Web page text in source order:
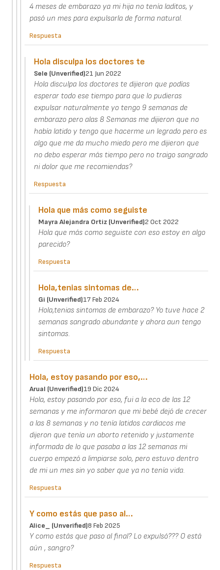
4 meses de embarazo ya mi hija no tenía laditos, y
pasó un mes para expulsarla de forma natural.
Respuesta
Hola disculpa los doctores te
Sele (unverified)21 Jun 2022
Hola disculpa los doctores te dijieron que podías
esperar todo ese tiempo para que lo pudieras
expulsar naturalmente yo tengo 9 semanas de
embarazo pero alas 8 Semanas me dijieron que no
había latido y tengo que hacerme un legrado pero es
algo que me da mucho miedo pero me dijieron que
no debo esperar más tiempo pero no traigo sangrado
ni dolor que me recomiendas?
Respuesta
Hola que más como seguiste
Mayra Alejandra Ortiz (unverified)2 Oct 2022
Hola que más como seguiste con eso estoy en algo
parecido?
Respuesta
Hola,tenias sintomas de…
Gi (unverified)17 Feb 2024
Hola,tenias sintomas de embarazo? Yo tuve hace 2
semanas sangrado abundante y ahora aun tengo
sintomas.
Respuesta
Hola, estoy pasando por eso,…
Arual (unverified)19 Dic 2024
Hola, estoy pasando por eso, fui a la eco de las 12
semanas y me informaron que mi bebé dejó de crecer
a las 8 semanas y no tenía latidos cardiacos me
dijeron que tenía un aborto retenido y justamente
informada de lo que pasaba a las 12 semanas mi
cuerpo empezó a limpiarse solo, pero estuvo dentro
de mi un mes sin yo saber que ya no tenía vida.
Respuesta
Y como estás que paso al…
Alice_ (unverified)8 Feb 2025
Y como estás que paso al final? Lo expulsó??? O está
aún , sangro?
Respuesta